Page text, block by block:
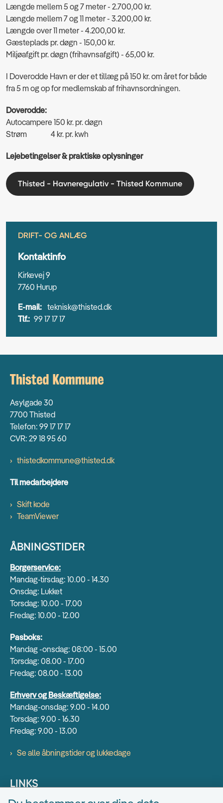
Længde mellem 5 og 7 meter - 2.700,00 kr.
Længde mellem 7 og 11 meter - 3.200,00 kr.
Længde over 11 meter - 4.200,00 kr.
Gæsteplads pr. døgn - 150,00 kr.
Miljøafgift pr. døgn (frihavnsafgift) - 65,00 kr.
I Doverodde Havn er der et tillæg på 150 kr. om året for både
fra 5 m og op for medlemskab af frihavnsordningen.
Doverodde:
Autocampere 150 kr. pr. døgn
Strøm 4 kr. pr. kwh
Lejebetingelser & praktiske oplysninger
Thisted - Havneregulativ - Thisted Kommune
DRIFT- OG ANLÆG
Kontaktinfo
Kirkevej 9
7760 Hurup
E-mail: teknisk@thisted.dk
Tlf.: 99 17 17 17
Asylgade 30
7700 Thisted
Telefon: 99 17 17 17
CVR: 29 18 95 60
thistedkommune@thisted.dk
Til medarbejdere
Skift kode
TeamViewer
ÅBNINGSTIDER
Borgerservice:
Mandag-tirsdag: 10.00 - 14.30
Onsdag: Lukket
Torsdag: 10.00 - 17.00
Fredag: 10.00 - 12.00
Pasboks:
Mandag -onsdag: 08:00 - 15.00
Torsdag: 08.00 - 17.00
Fredag: 08.00 - 13.00
Erhverv og Beskæftigelse:
Mandag-onsdag: 9.00 - 14.00
Torsdag: 9.00 - 16.30
Fredag: 9.00 - 13.00
Se alle åbningstider og lukkedage
LINKS